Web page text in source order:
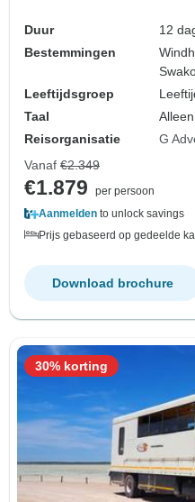
Duur
12
Bestemmingen
Leeftijdsgroep
Taal
Reisorganisatie
G
Vanaf €2.349
€1.879
per persoon
Aanmelden to unlock savings
Prijs gebaseerd op gedeelde
Download brochure
30% korting